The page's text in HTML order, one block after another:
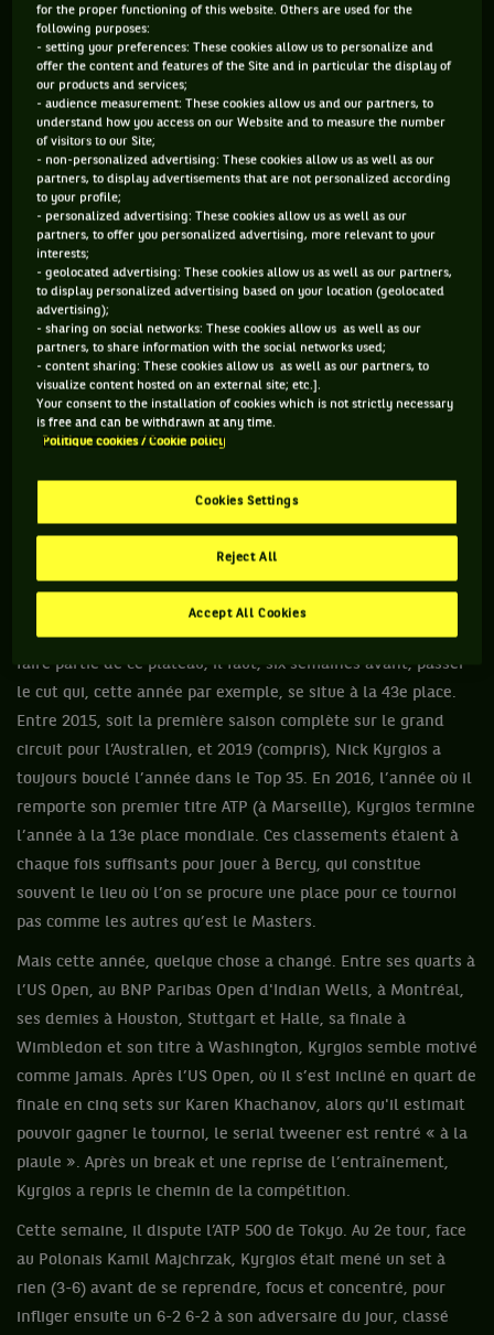
Traduction : il n’y a pas d’activité pour ce joueur pour
l'instant. Traduction, et aussi incroyable que cela puisse
paraître, Nick Kyrgios ne s’est jamais qualifié pour le
Masters.
Il y a, comme dans toute situation, deux façons de voir le
problème. Tout d’abord, celle qui vient naturellement est de
se demander, vu la quantité de talent dans le bras droit de
ce garçon, comment il est possible qu’il n’ait encore jamais
terminé l’année parmi les huit meilleurs. Puis il y a l’autre
angle, celui de se dire que c’est somme toute normal, la
qualification au Masters récompensant la régularité des bons
résultats du joueur sur une saison complète.
Or la complèt
e n’est pas la crêpe préférée de l’Australien. A titre indicatif,
une saison complète signifie jouer jusqu’au Masters 1000 de
Paris inclus.
LE SERIAL TWEENER EST RENTRÉ « À LA PIAULE ».
Toujours en regardant de plus près l’« activity » de Nick
Kyrgios, on s’aperçoit qu’il n’a tout bonnement jamais
disputé le moindre match à Paris au mois de novembre. Alors
certes, il s’agit d’un des neuf tournois principaux de la saison
sur le circuit ATP et tout le monde ne peut y participer. Pour
faire partie de ce plateau, il faut, six semaines avant, passer
le cut qui, cette année par exemple, se situe à la 43e place.
Entre 2015, soit la première saison complète sur le grand
circuit pour l’Australien, et 2019 (compris), Nick Kyrgios a
toujours bouclé l’année dans le Top 35. En 2016, l’année où il
remporte son premier titre ATP (à Marseille), Kyrgios termine
l’année à la 13e place mondiale. Ces classements étaient à
chaque fois suffisants pour jouer à Bercy, qui constitue
souvent le lieu où l’on se procure une place pour ce tournoi
pas comme les autres qu’est le Masters.
Mais cette année, quelque chose a changé. Entre ses quarts à
l’US Open, au BNP Paribas Open d'Indian Wells, à Montréal,
ses demies à Houston, Stuttgart et Halle, sa finale à
Wimbledon et son titre à Washington, Kyrgios semble motivé
comme jamais. Après l’US Open, où il s’est incliné en quart de
finale en cinq sets sur Karen Khachanov, alors qu'il estimait
pouvoir gagner le tournoi, le serial tweener est rentré « à la
piaule ». Après un break et une reprise de l’entraînement,
Kyrgios a repris le chemin de la compétition.
Cette semaine, il dispute l’ATP 500 de Tokyo. Au 2e tour, face
au Polonais Kamil Majchrzak, Kyrgios était mené un set à
rien (3-6) avant de se reprendre, focus et concentré, pour
infliger ensuite un 6-2 6-2 à son adversaire du jour, classé
for the proper functioning of this website. Others are used for the
following purposes:
- setting your preferences: These cookies allow us to personalize and
offer the content and features of the Site and in particular the display of
our products and services;
- audience measurement: These cookies allow us and our partners, to
understand how you access on our Website and to measure the number
of visitors to our Site;
- non-personalized advertising: These cookies allow us as well as our
partners, to display advertisements that are not personalized according
to your profile;
- personalized advertising: These cookies allow us as well as our
partners, to offer you personalized advertising, more relevant to your
interests;
- geolocated advertising: These cookies allow us as well as our partners,
to display personalized advertising based on your location (geolocated
advertising);
- sharing on social networks: These cookies allow us as well as our
partners, to share information with the social networks used;
- content sharing: These cookies allow us as well as our partners, to
visualize content hosted on an external site; etc.].
Your consent to the installation of cookies which is not strictly necessary
is free and can be withdrawn at any time.
Politique cookies / Cookie policy
Cookies Settings
Reject All
Accept All Cookies